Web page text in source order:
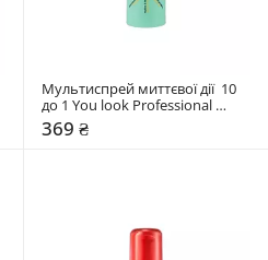
Мультиспрей миттєвої дії  10
до 1 You look Professional
Green
369 ₴